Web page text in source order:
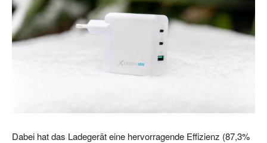
Dabei hat das Ladegerät eine hervorragende Effizienz (87,3%